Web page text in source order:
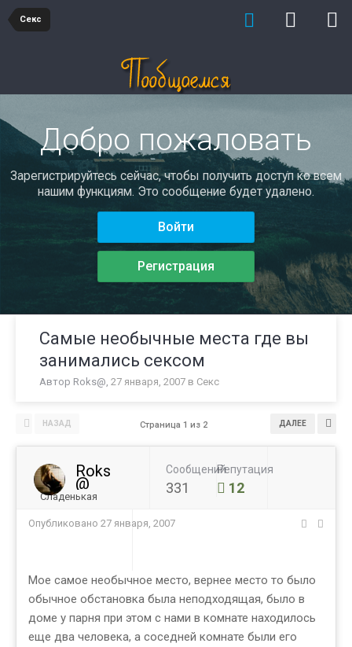
Секс
Добро пожаловать
Зарегистрируйтесь сейчас, чтобы получить доступ ко всем
нашим функциям. Это сообщение будет удалено.
Войти
Регистрация
Самые необычные места где вы
занимались сексом
Автор Roks@, 27 января, 2007 в Секс
НАЗАД ДАЛЕЕ
Страница 1 из 2
Roks
@
Сладенькая
Сообщений
331
Репутация
12
Опубликовано 27 января, 2007
Мое самое необычное место, вернее место то было
обычное обстановка была неподходящая, было в
доме у парня при этом с нами в комнате находилось
еще два человека, а соседней комнате были его